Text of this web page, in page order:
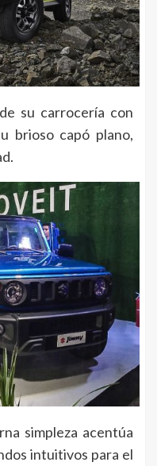
su carrocería con
brioso capó plano,
simpleza acentúa
intuitivos para el